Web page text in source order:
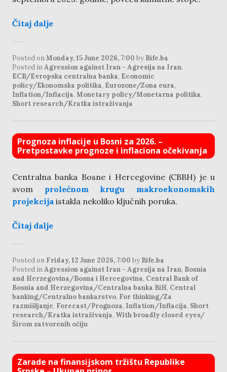
Čitaj dalje
Posted on Monday, 15 June 2026, 7:00 by Bife.ba
Posted inAgression against Iran - Agresija na Iran,
ECB/Evropska centralna banka, Economic
policy/Ekonomska politika, Eurozone/Zona eura,
Inflation/Inflacija, Monetary policy/Monetarna politika,
Short research/Kratka istraživanja
Prognoza inflacije u Bosni za 2026. –
Pretpostavke prognoze i inflaciona očekivanja
Centralna banka Bosne i Hercegovine (CBBH) je u
svom prolećnom krugu makroekonomskih
projekcija istakla nekoliko ključnih poruka.
Čitaj dalje
Posted on Friday, 12 June 2026, 7:00 by Bife.ba
Posted inAgression against Iran - Agresija na Iran, Bosnia
and Herzegovina/Bosna i Hercegovina, Central Bank of
Bosnia and Herzegovina/Centralna banka BiH, Central
banking/Centralno bankarstvo, For thinking/Za
razmišljanje, Forecast/Prognoza, Inflation/Inflacija, Short
research/Kratka istraživanja, With broadly closed eyes/
Širom zatvorenih očiju
Zarade na finansijskom tržištu Republike